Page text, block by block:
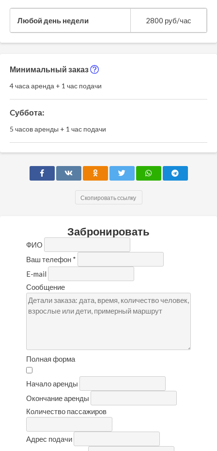
Любой день недели 2800 руб/час
Минимальный заказ
4 часа аренда + 1 час подачи
Cуббота:
5 часов аренды + 1 час подачи
Скопировать ссылку
Забронировать
ФИО
Ваш телефон *
E-mail
Сообщение
Полная форма
Начало аренды
Окончание аренды
Количество пассажиров
Адрес подачи